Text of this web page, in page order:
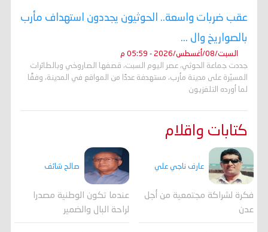
عقب ضربات واسعة.. الحوثيون يجددون استهداف مأرب
بالصواريخ وال ...
السبت/08/أغسطس/2026 - 05:59 م
جددت جماعة الحوثي، عصر اليوم السبت، قصفها الصاروخي وبالطائرات
المسيّرة على مدينة مأرب، مستهدفة عددًا من المواقع في المدينة، وفقًا
لما أورده التلفزيون
كتابات واقلام
عارف ناجي علي
فكرة لشراكة مجتمعية من أجل
عدن
صالح شائف
عندما تكون الوطنية مصدرا
لراحة البال والضمير